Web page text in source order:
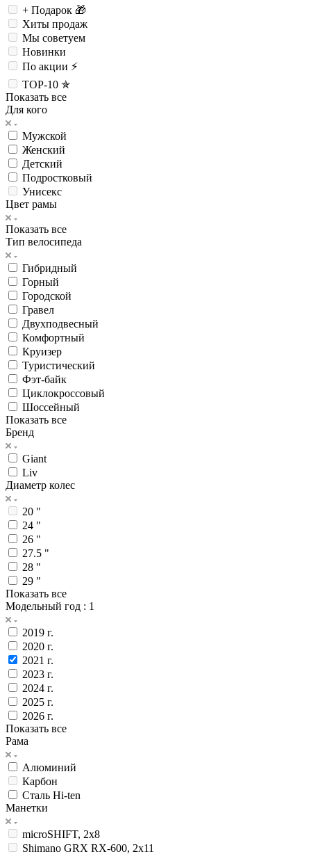
+ Подарок 🎁
Хиты продаж
Мы советуем
Новинки
По акции ⚡
TOP-10 ✯
Показать все
Для кого
Мужской
Женский
Детский
Подростковый
Унисекс
Цвет рамы
Показать все
Тип велосипеда
Гибридный
Горный
Городской
Гравел
Двухподвесный
Комфортный
Круизер
Туристический
Фэт-байк
Циклокроссовый
Шоссейный
Показать все
Бренд
Giant
Liv
Диаметр колес
20 "
24 "
26 "
27.5 "
28 "
29 "
Показать все
Модельный год : 1
2019 г.
2020 г.
2021 г.
2023 г.
2024 г.
2025 г.
2026 г.
Показать все
Рама
Алюминий
Карбон
Сталь Hi-ten
Манетки
microSHIFT, 2x8
Shimano GRX RX-600, 2x11